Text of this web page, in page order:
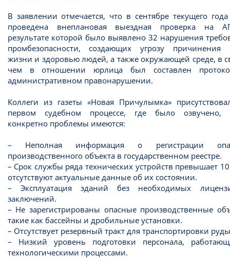
В заявлении отмечается, что в сентябре текущего
проведена внеплановая выездная проверка на
результате которой было выявлено 32 нарушения
промбезопасности, создающих угрозу причинения
жизни и здоровью людей, а также окружающей среде, в
чем в отношении юрлица был составлен
административном правонарушении.
Коллеги из газеты «Новая Причулымка»
первом судебном процессе, где было озвучено,
конкретно проблемы имеются:
– Неполная информация о регистрации
производственного объекта в государственном реестре.
– Срок службы ряда технических устройств превышает
отсутствуют актуальные данные об их состоянии.
– Эксплуатация зданий без необходимых
заключений.
– Не зарегистрированы опасные производственные
такие как бассейны и дробильные установки.
– Отсутствует резервный тракт для транспортировки
– Низкий уровень подготовки персонала,
технологическими процессами.